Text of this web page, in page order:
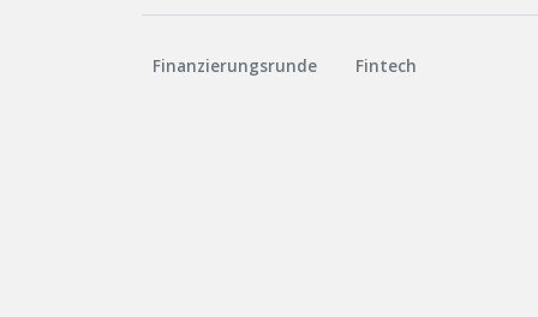
Finanzierungsrunde Fintech